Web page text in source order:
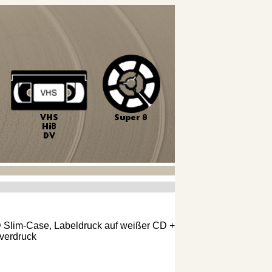
Slim-Case, Labeldruck auf weißer CD +